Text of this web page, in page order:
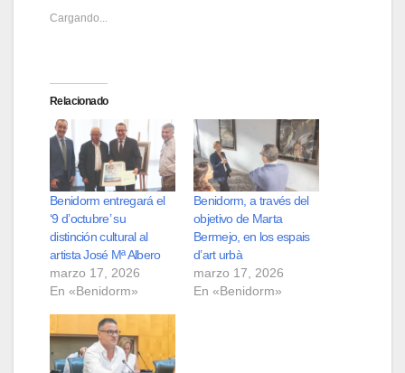
Cargando...
Relacionado
Benidorm entregará el
‘9 d’octubre’ su
distinción cultural al
artista José Mª Albero
marzo 17, 2026
En «Benidorm»
Benidorm, a través del
objetivo de Marta
Bermejo, en los espais
d’art urbà
marzo 17, 2026
En «Benidorm»